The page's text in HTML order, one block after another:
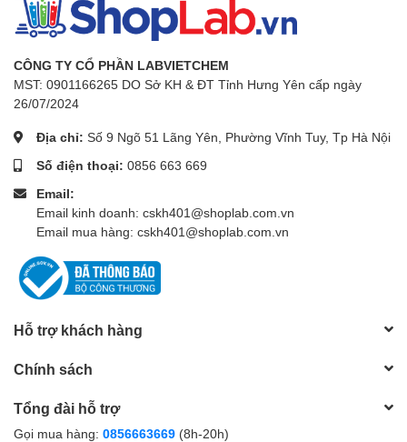
CÔNG TY CỔ PHẦN LABVIETCHEM
MST: 0901166265 DO Sở KH & ĐT Tỉnh Hưng Yên cấp ngày
26/07/2024
Địa chỉ: Số 9 Ngõ 51 Lãng Yên, Phường Vĩnh Tuy, Tp Hà Nội
Số điện thoại: 0856 663 669
Email:
Email kinh doanh: cskh401@shoplab.com.vn
Email mua hàng: cskh401@shoplab.com.vn
Hỗ trợ khách hàng
Chính sách
Tổng đài hỗ trợ
Gọi mua hàng: 0856663669 (8h-20h)